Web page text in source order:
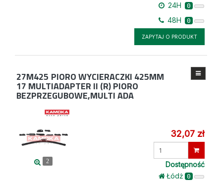
24H 0
48H 0
ZAPYTAJ O PRODUKT
27M425 PIORO WYCIERACZKI 425MM
17 MULTIADAPTER II (R) PIORO
BEZPRZEGUBOWE,MULTI ADA
2
32,07 zł
Dostępność
Łódż 0